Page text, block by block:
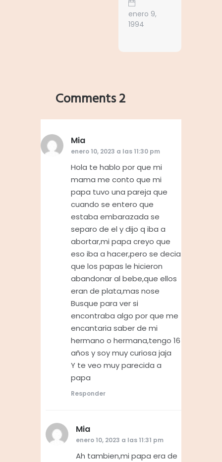
enero 9,
1994
Comments 2
Mia
enero 10, 2023 a las 11:30 pm
Hola te hablo por que mi
mama me conto que mi
papa tuvo una pareja que
cuando se entero que
estaba embarazada se
separo de el y dijo q iba a
abortar,mi papa creyo que
eso iba a hacer,pero se decia
que los papas le hicieron
abandonar al bebe,que ellos
eran de plata,mas nose
Busque para ver si
encontraba algo por que me
encantaria saber de mi
hermano o hermana,tengo 16
años y soy muy curiosa jaja
Y te veo muy parecida a
papa
Responder
Mia
enero 10, 2023 a las 11:31 pm
Ah tambien,mi papa era de